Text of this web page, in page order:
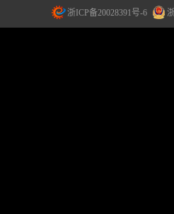
浙ICP备20028391号-6